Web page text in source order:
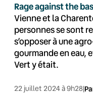
Rage against the
Vienne et la
personnes se sont
s’opposer à une
gourmande en eau,
Vert y était.
22 juillet 2024 à 9h28|